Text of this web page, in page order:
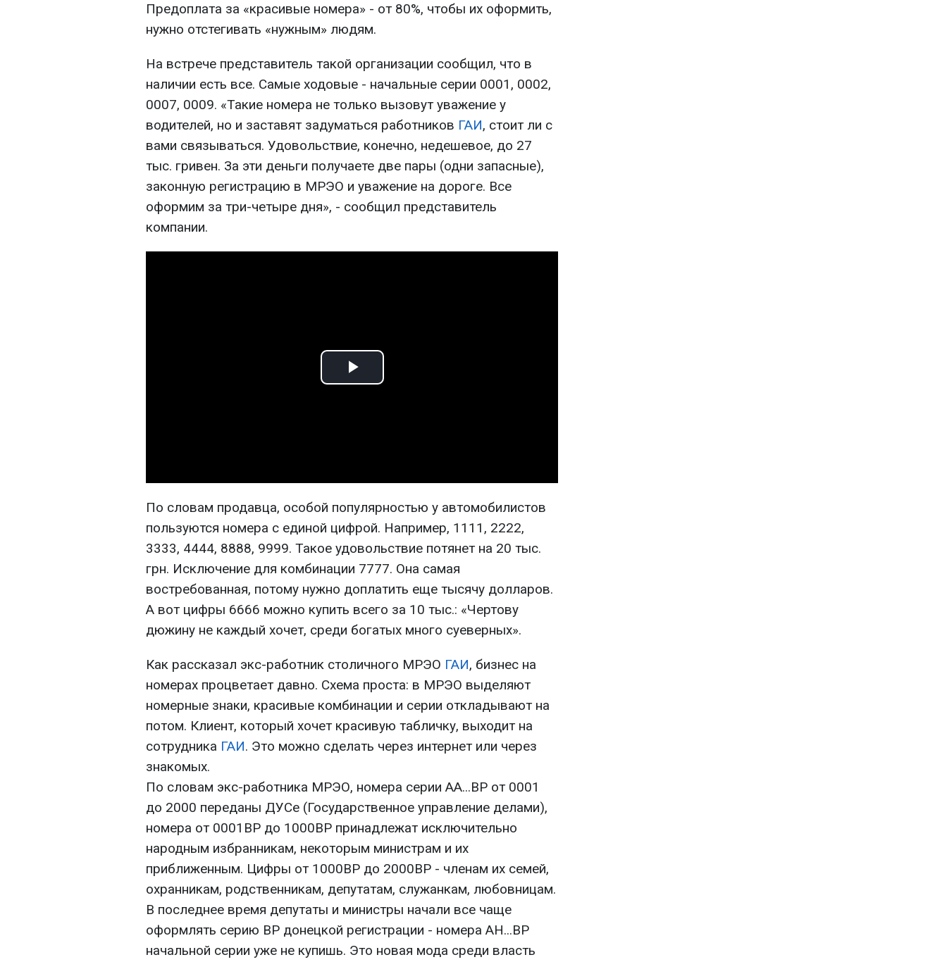
Предоплата за «красивые номера» - от 80%, чтобы их оформить,
нужно отстегивать «нужным» людям.
На встрече представитель такой организации сообщил, что в
наличии есть все. Самые ходовые - начальные серии 0001, 0002,
0007, 0009. «Такие номера не только вызовут уважение у
водителей, но и заставят задуматься работников ГАИ, стоит ли с
вами связываться. Удовольствие, конечно, недешевое, до 27
тыс. гривен. За эти деньги получаете две пары (одни запасные),
законную регистрацию в МРЭО и уважение на дороге. Все
оформим за три-четыре дня», - сообщил представитель
компании.
Play
По словам продавца, особой популярностью у автомобилистов
пользуются номера с единой цифрой. Например, 1111, 2222,
3333, 4444, 8888, 9999. Такое удовольствие потянет на 20 тыс.
грн. Исключение для комбинации 7777. Она самая
востребованная, потому нужно доплатить еще тысячу долларов.
А вот цифры 6666 можно купить всего за 10 тыс.: «Чертову
дюжину не каждый хочет, среди богатых много суеверных».
Как рассказал экс-работник столичного МРЭО ГАИ, бизнес на
номерах процветает давно. Схема проста: в МРЭО выделяют
номерные знаки, красивые комбинации и серии откладывают на
потом. Клиент, который хочет красивую табличку, выходит на
сотрудника ГАИ. Это можно сделать через интернет или через
знакомых.
По словам экс-работника МРЭО, номера серии АА...ВР от 0001
до 2000 переданы ДУСе (Государственное управление делами),
номера от 0001ВР до 1000ВР принадлежат исключительно
народным избранникам, некоторым министрам и их
приближенным. Цифры от 1000ВР до 2000ВР - членам их семей,
охранникам, родственникам, депутатам, служанкам, любовницам.
В последнее время депутаты и министры начали все чаще
оформлять серию ВР донецкой регистрации - номера АН...ВР
начальной серии уже не купишь. Это новая мода среди власть